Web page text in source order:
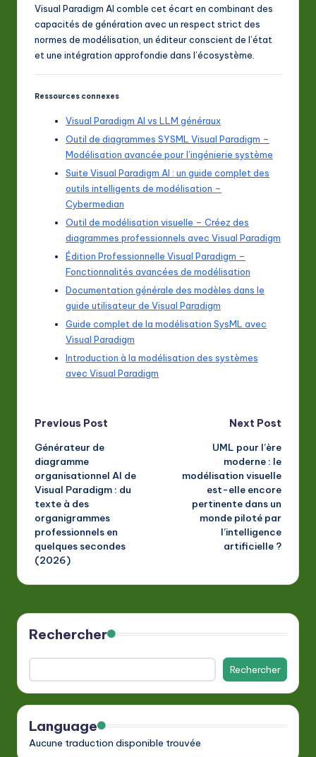
Visual Paradigm AI comble cet écart en combinant des
capacités de génération avec un respect strict des
normes de modélisation, un éditeur conscient de l’état
et une intégration approfondie dans l’écosystème.
Ressources connexes
Visual Paradigm AI vs LLM généraux
Outil de diagrammes SYSML Visual Paradigm –
Modélisation avancée pour l’ingénierie système
Suite Visual Paradigm AI : un guide complet des
outils intelligents de modélisation –
Cybermedian
Outil de modélisation visuelle – Créez des
diagrammes professionnels avec Visual Paradigm
Édition Professionnelle Visual Paradigm –
Fonctionnalités avancées de modélisation
Documentation générale des modèles dans le
guide utilisateur de Visual Paradigm
Guide complet de la modélisation SysML avec
Visual Paradigm
Introduction à la modélisation des systèmes
avec Visual Paradigm
Post
navigation
Previous Post
Générateur de
diagramme
organisationnel AI de
Visual Paradigm : du
texte à des
organigrammes
professionnels en
quelques secondes
(2026)
Next Post
UML pour l’ère
moderne : le
modélisation visuelle
est-elle encore
pertinente dans un
monde piloté par
l’intelligence
artificielle ?
Rechercher
Rechercher
Language
Aucune traduction disponible trouvée